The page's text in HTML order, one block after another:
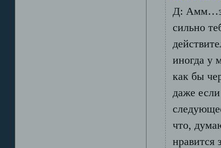
Д:
сильно
иногда у
как бы
даже
что,
нравится